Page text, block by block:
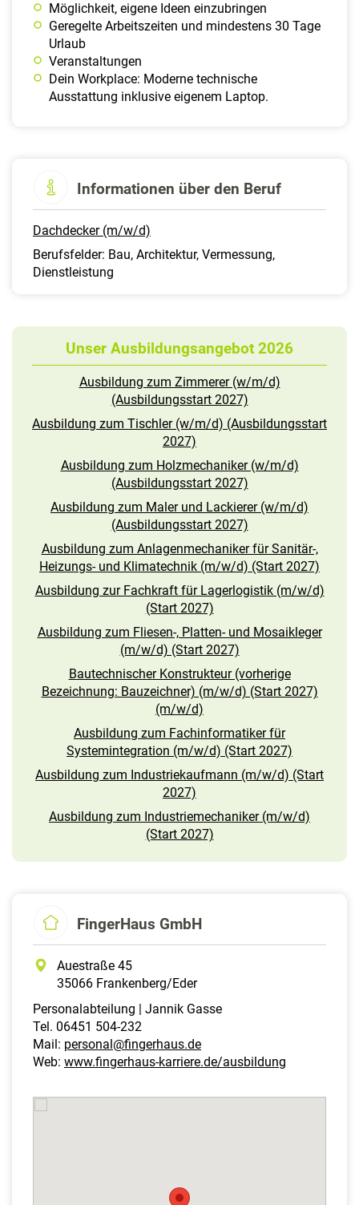
Möglichkeit, eigene Ideen einzubringen
Geregelte Arbeitszeiten und mindestens 30 Tage
Urlaub
Veranstaltungen
Dein Workplace: Moderne technische
Ausstattung inklusive eigenem Laptop.
Informationen über den Beruf
Dachdecker (m/w/d)
Berufsfelder: Bau, Architektur, Vermessung,
Dienstleistung
Unser Ausbildungsangebot 2026
Ausbildung zum Zimmerer (w/m/d)
(Ausbildungsstart 2027)
Ausbildung zum Tischler (w/m/d) (Ausbildungsstart
2027)
Ausbildung zum Holzmechaniker (w/m/d)
(Ausbildungsstart 2027)
Ausbildung zum Maler und Lackierer (w/m/d)
(Ausbildungsstart 2027)
Ausbildung zum Anlagenmechaniker für Sanitär-,
Heizungs- und Klimatechnik (m/w/d) (Start 2027)
Ausbildung zur Fachkraft für Lagerlogistik (m/w/d)
(Start 2027)
Ausbildung zum Fliesen-, Platten- und Mosaikleger
(m/w/d) (Start 2027)
Bautechnischer Konstrukteur (vorherige
Bezeichnung: Bauzeichner) (m/w/d) (Start 2027)
(m/w/d)
Ausbildung zum Fachinformatiker für
Systemintegration (m/w/d) (Start 2027)
Ausbildung zum Industriekaufmann (m/w/d) (Start
2027)
Ausbildung zum Industriemechaniker (m/w/d)
(Start 2027)
FingerHaus GmbH
Auestraße 45
35066 Frankenberg/Eder
Personalabteilung | Jannik Gasse
Tel. 06451 504-232
Mail: personal@fingerhaus.de
Web: www.fingerhaus-karriere.de/ausbildung